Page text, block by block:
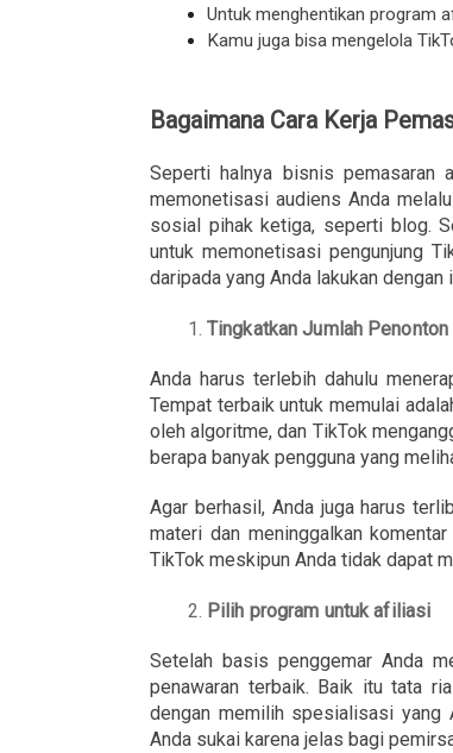
Untuk menghentikan program
Kamu juga bisa mengelola
Bagaimana Cara Kerja
Seperti halnya bisnis pemasaran
memonetisasi audiens Anda
sosial pihak ketiga, seperti blog.
untuk memonetisasi pengunjung
daripada yang Anda lakukan
Tingkatkan Jumlah Penonton
Anda harus terlebih dahulu
Tempat terbaik untuk memulai
oleh algoritme, dan TikTok
berapa banyak pengguna yang
Agar berhasil, Anda juga harus
materi dan meninggalkan
TikTok meskipun Anda tidak dapat
Pilih program untuk afiliasi
Setelah basis penggemar Anda
penawaran terbaik. Baik itu tata
dengan memilih spesialisasi yang
Anda sukai karena jelas bagi